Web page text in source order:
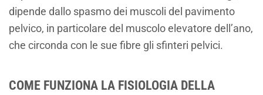
dipende dallo spasmo dei muscoli del pavimento
pelvico, in particolare del muscolo elevatore dell’ano,
che circonda con le sue fibre gli sfinteri pelvici.
COME FUNZIONA LA FISIOLOGIA DELLA